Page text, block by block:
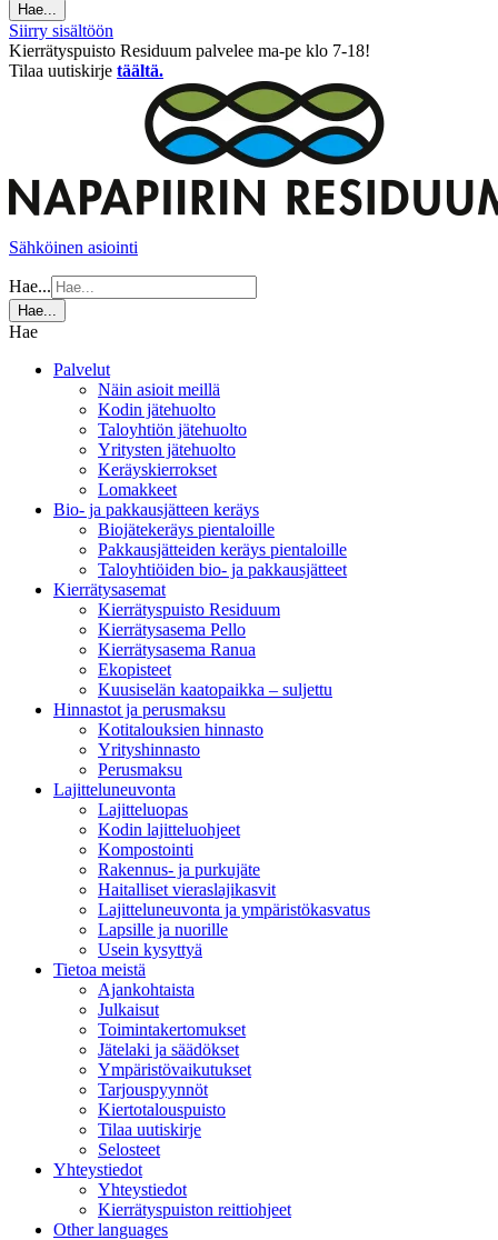
Hae...
Siirry sisältöön
Kierrätyspuisto Residuum palvelee ma-pe klo 7-18!
Tilaa uutiskirje täältä.
Sähköinen asiointi
Hae...
Hae...
Hae
Palvelut
Näin asioit meillä
Kodin jätehuolto
Taloyhtiön jätehuolto
Yritysten jätehuolto
Keräyskierrokset
Lomakkeet
Bio- ja pakkausjätteen keräys
Biojätekeräys pientaloille
Pakkausjätteiden keräys pientaloille
Taloyhtiöiden bio- ja pakkausjätteet
Kierrätysasemat
Kierrätyspuisto Residuum
Kierrätysasema Pello
Kierrätysasema Ranua
Ekopisteet
Kuusiselän kaatopaikka – suljettu
Hinnastot ja perusmaksu
Kotitalouksien hinnasto
Yrityshinnasto
Perusmaksu
Lajitteluneuvonta
Lajitteluopas
Kodin lajitteluohjeet
Kompostointi
Rakennus- ja purkujäte
Haitalliset vieraslajikasvit
Lajitteluneuvonta ja ympäristökasvatus
Lapsille ja nuorille
Usein kysyttyä
Tietoa meistä
Ajankohtaista
Julkaisut
Toimintakertomukset
Jätelaki ja säädökset
Ympäristövaikutukset
Tarjouspyynnöt
Kiertotalouspuisto
Tilaa uutiskirje
Selosteet
Yhteystiedot
Yhteystiedot
Kierrätyspuiston reittiohjeet
Other languages